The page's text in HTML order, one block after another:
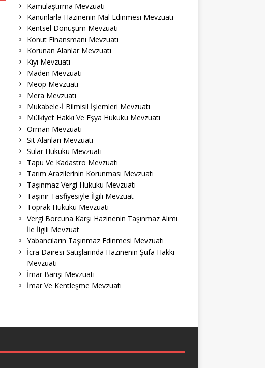
Kamulaştırma Mevzuatı
Kanunlarla Hazinenin Mal Edinmesi Mevzuatı
Kentsel Dönüşüm Mevzuatı
Konut Finansmanı Mevzuatı
Korunan Alanlar Mevzuatı
Kıyı Mevzuatı
Maden Mevzuatı
Meop Mevzuatı
Mera Mevzuatı
Mukabele-İ Bilmisil İşlemleri Mevzuatı
Mülkiyet Hakkı Ve Eşya Hukuku Mevzuatı
Orman Mevzuatı
Sit Alanları Mevzuatı
Sular Hukuku Mevzuatı
Tapu Ve Kadastro Mevzuatı
Tarım Arazilerinin Korunması Mevzuatı
Taşınmaz Vergi Hukuku Mevzuatı
Taşınır Tasfiyesiyle İlgili Mevzuat
Toprak Hukuku Mevzuatı
Vergi Borcuna Karşı Hazinenin Taşınmaz Alımı
İle İlgili Mevzuat
Yabancıların Taşınmaz Edinmesi Mevzuatı
İcra Dairesi Satışlarında Hazinenin Şufa Hakkı
Mevzuatı
İmar Barışı Mevzuatı
İmar Ve Kentleşme Mevzuatı